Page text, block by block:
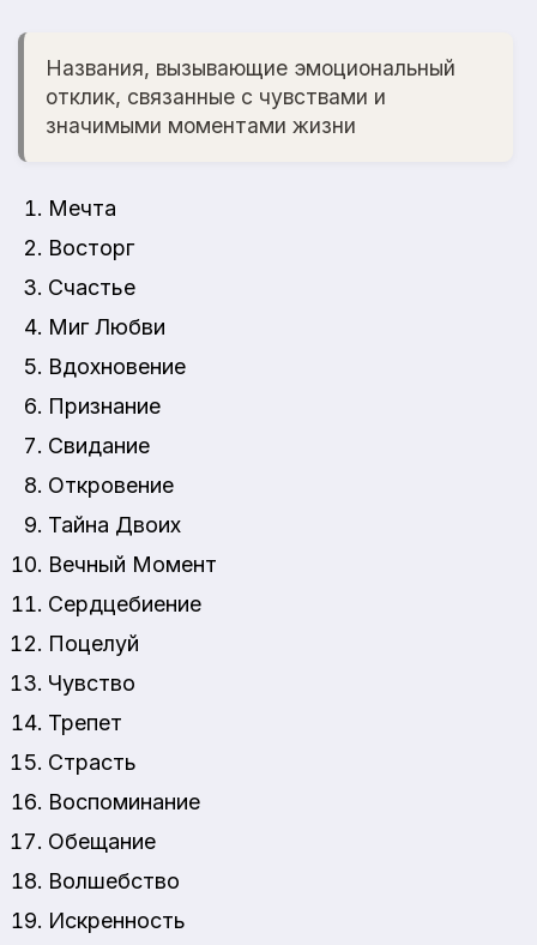
Названия, вызывающие эмоциональный
отклик, связанные с чувствами и
значимыми моментами жизни
Мечта
Восторг
Счастье
Миг Любви
Вдохновение
Признание
Свидание
Откровение
Тайна Двоих
Вечный Момент
Сердцебиение
Поцелуй
Чувство
Трепет
Страсть
Воспоминание
Обещание
Волшебство
Искренность